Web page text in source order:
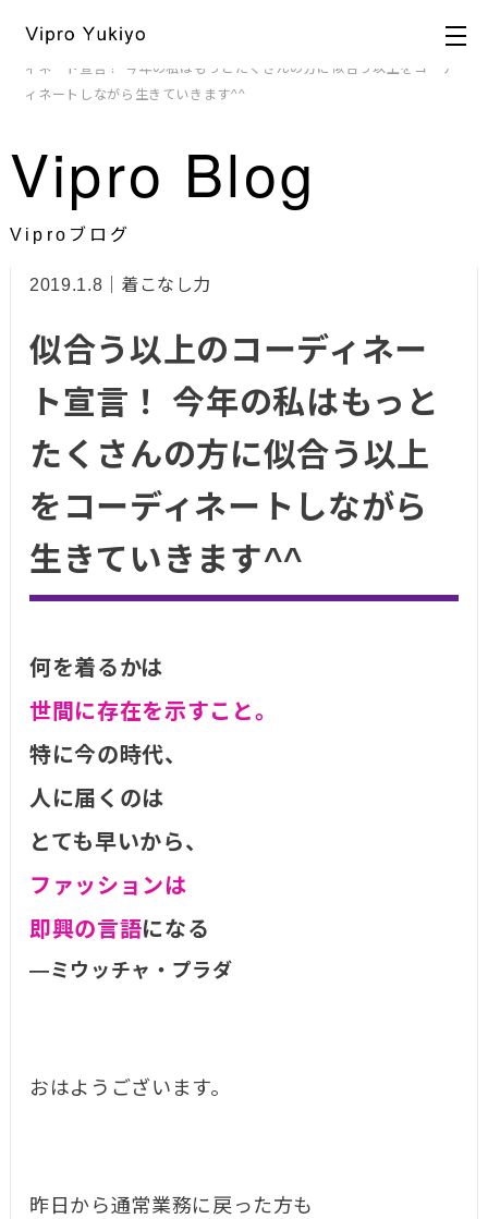
HOME> ブログ >ビジュアル戦略
> 似合う以上のコーデ
ィネート宣言！ 今年の私はもっとたくさんの方に似合う以上をコーデ
ィネートしながら生きていきます^^
Vipro Blog
Viproブログ
2019.1.8｜着こなし力
似合う以上のコーディネー
ト宣言！ 今年の私はもっと
たくさんの方に似合う以上
をコーディネートしながら
生きていきます^^
何を着るかは
世間に存在を示すこと。
特に今の時代、
人に届くのは
とても早いから、
ファッションは
即興の言語になる
―ミウッチャ・プラダ
おはようございます。
昨日から通常業務に戻った方も